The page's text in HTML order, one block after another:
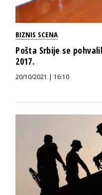
BIZNIS SCENA
Pošta Srbije se
2017.
20/10/2021 | 16:10